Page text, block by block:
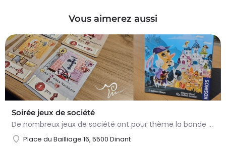
Vous aimerez aussi
Soirée jeux de société
De nombreux jeux de société ont pour thème la bande dessinée, le Moyen Âge ou les deux ! Le temps d’une…
Place du Bailliage 16, 5500 Dinant